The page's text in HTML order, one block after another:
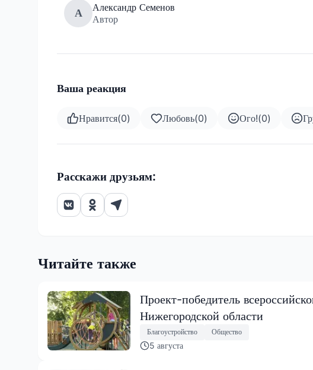
А
Александр Семенов
Автор
Ваша реакция
Нравится(0) Любовь(0) Ого!(0)
Расскажи друзьям:
Читайте также
Проект-победитель
Нижегородской области
Благоустройство Общество
5 августа